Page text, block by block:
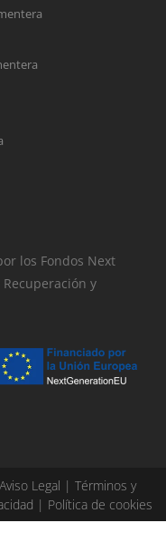
los Fondos Next
y
Aviso Legal | Términos y
| Política de cookies